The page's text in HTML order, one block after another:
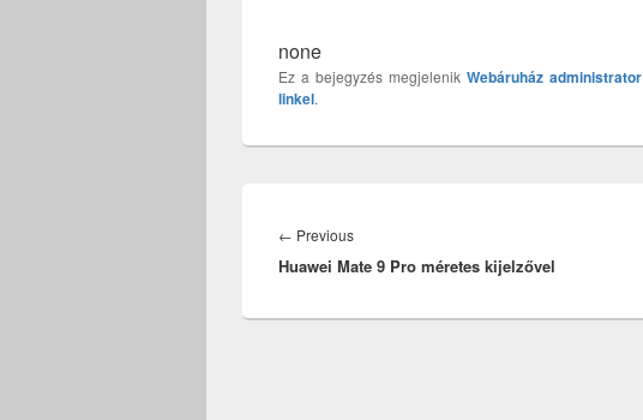
none
Ez a bejegyzés megjelenik Webáruház administrator
linkel.
navigáció
← PreviousPrevious
post:
Huawei Mate 9 Pro méretes kijelzővel